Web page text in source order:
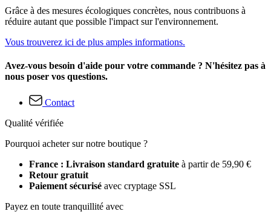
Grâce à des mesures écologiques concrètes, nous contribuons à
réduire autant que possible l'impact sur l'environnement.
Vous trouverez ici de plus amples informations.
Avez-vous besoin d'aide pour votre commande ? N'hésitez pas à
nous poser vos questions.
Contact
Qualité vérifiée
Pourquoi acheter sur notre boutique ?
France : Livraison standard gratuite à partir de 59,90 €
Retour gratuit
Paiement sécurisé avec cryptage SSL
Payez en toute tranquillité avec